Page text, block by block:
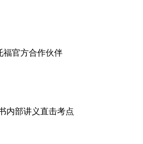
福官方合作伙伴
内部讲义直击考点